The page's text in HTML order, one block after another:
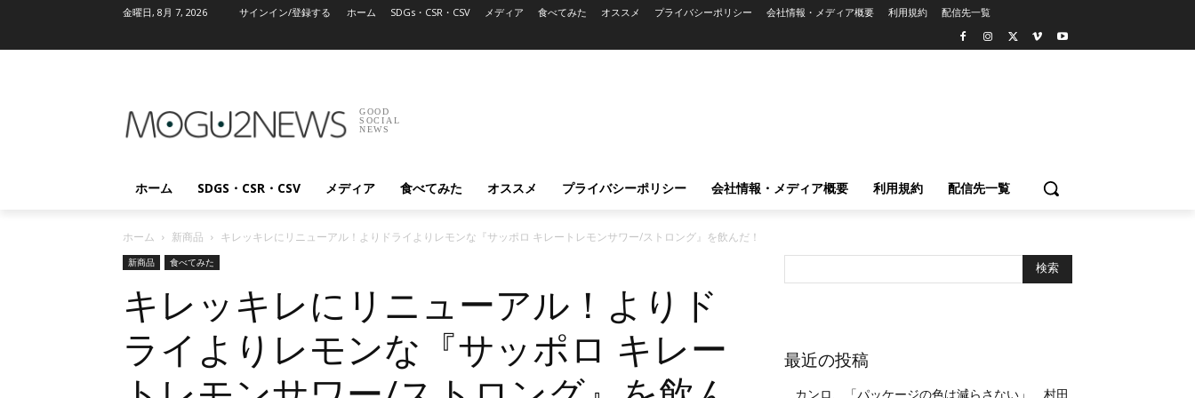
金曜日, 8月 7, 2026 サインイン/登録する ホーム SDGs・CSR・CSV メディア 食べてみた オススメ プライバシーポリシー 会社情報・メディア概要 利用規約 配信先一覧
GOOD
SOCIAL
NEWS
ホーム SDGS・CSR・CSV メディア 食べてみた オススメ プライバシーポリシー 会社情報・メディア概要 利用規約 配信先一覧
ホーム 新商品 キレッキレにリニューアル！よりドライよりレモンな『サッポロ キレートレモンサワー/ストロング』を飲んだ！
新商品 食べてみた
キレッキレにリニューアル！よりド
ライよりレモンな『サッポロ キレー
最近の投稿
カンロ、「パッケージの色は減らさない」 村田